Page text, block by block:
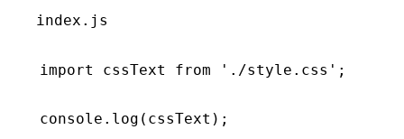
index.js
import cssText from './style.css' ;
console .log (cssText);